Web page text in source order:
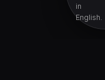
in
English.